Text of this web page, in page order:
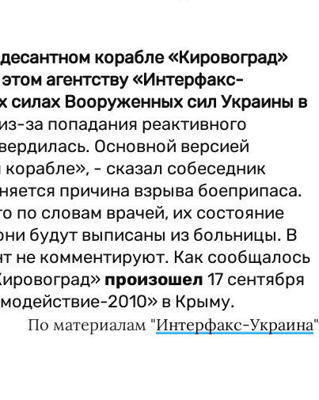
корабле «Кировоград»
агентству «Интерфакс-
Вооруженных сил Украины в
за попадания реактивного
Основной версией
- сказал собеседник
причина взрыва боеприпаса.
по словам врачей, их состояние
будут выписаны из больницы. В
не комментируют. Как сообщалось
произошел 17 сентября
2010» в Крыму.
По материалам "Интерфакс-Украина"